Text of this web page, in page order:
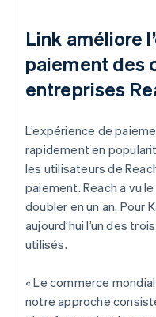
Link améliore
paiement des
entreprises
L’expérience de
rapidement en
les utilisateurs de
paiement. Reach a vu
doubler en un an. Pour
aujourd’hui l’un des
utilisés.
« Le commerce
notre approche